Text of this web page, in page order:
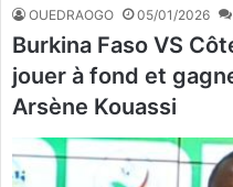
OUEDRAOGO 05/01/2026
Burkina Faso VS
jouer à fond et
Arsène Kouassi